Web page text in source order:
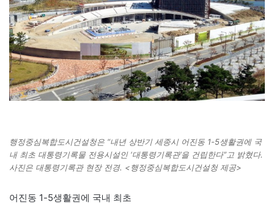
행정중심복합도시건설청은 “내년 상반기 세종시 어진동 1-5생활권에 국
내 최초 대통령기록물 전용시설인 ‘대통령기록관’을 건립한다”고 밝혔다.
사진은 대통령기록관 현장 전경. <행정중심복합도시건설청 제공>
어진동 1-5생활권에 국내 최초